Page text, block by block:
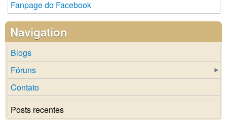
Fanpage do Facebook
Navigation
Blogs
Fóruns
Contato
Posts recentes